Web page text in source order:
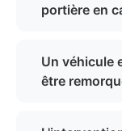
portière en
Un véhicule
être